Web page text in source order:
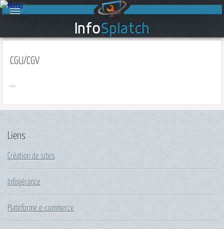
CGU/CGV
...
Liens
Création de sites
Infogérance
Plateforme e-commerce
InfoSplatch